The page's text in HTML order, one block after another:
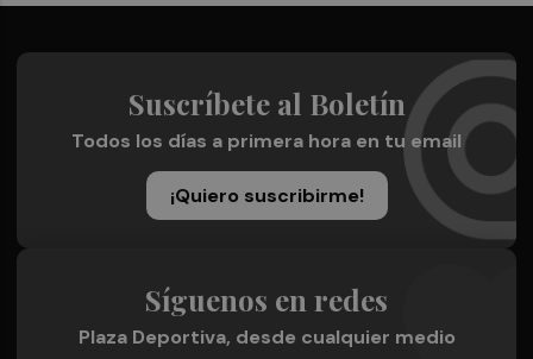
Suscríbete al Boletín
Todos los días a primera hora en tu email
¡Quiero suscribirme!
Síguenos en redes
Plaza Deportiva, desde cualquier medio